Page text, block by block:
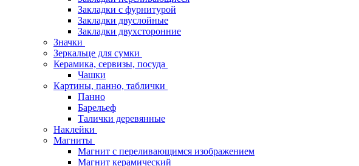
Закладки с фурнитурой
Закладки двуслойные
Закладки двухсторонние
Значки
Зеркальце для сумки
Керамика, сервизы, посуда
Чашки
Картины, панно, таблички
Панно
Барельеф
Талички деревянные
Наклейки
Магниты
Магнит с переливающимся изображением
Магнит керамический